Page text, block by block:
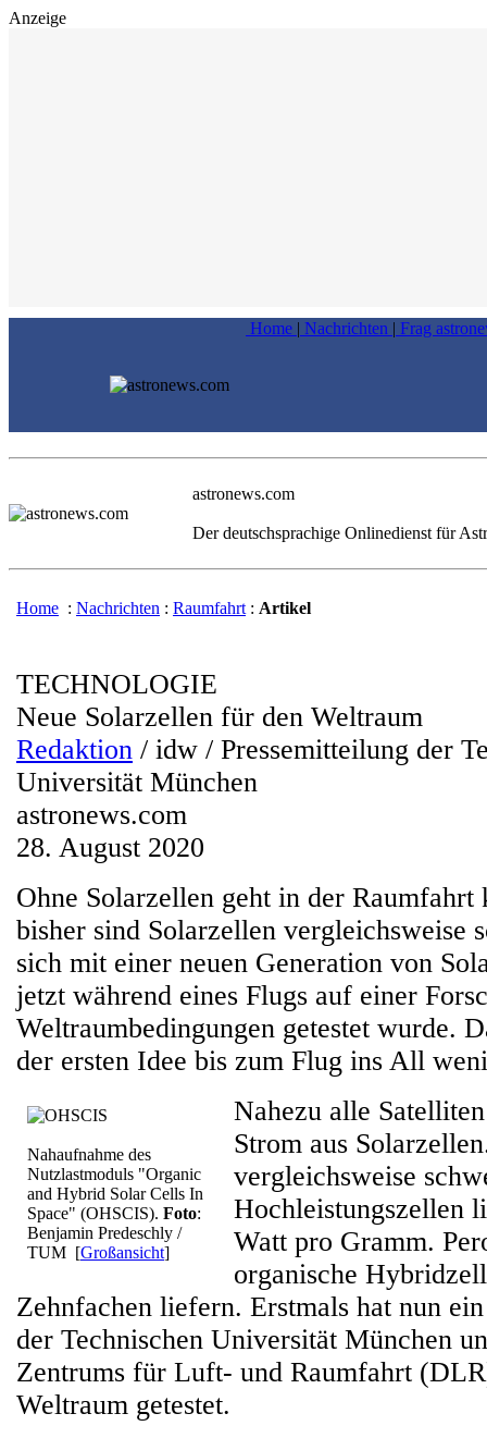
Anzeige
Home | Nachrichten | Frag
astronews.com
Der deutschsprachige Onlinedienst für
Home : Nachrichten : Raumfahrt : Artikel
TECHNOLOGIE
Neue Solarzellen für den Weltraum
Redaktion / idw / Pressemitteilung der
Universität München
astronews.com
28. August 2020
Ohne Solarzellen geht in der Raumfahrt
bisher sind Solarzellen vergleichsweise
sich mit einer neuen Generation von
jetzt während eines Flugs auf einer
Weltraumbedingungen getestet wurde.
der ersten Idee bis zum Flug ins All
Nahaufnahme des
Nutzlastmoduls "Organic
and Hybrid Solar Cells In
Space" (OHSCIS). Foto:
Benjamin Predeschly /
TUM [Großansicht]
Nahezu alle
Strom aus
vergleichsweise
Hochleistungszellen
Watt pro Gramm.
organische
Zehnfachen liefern. Erstmals hat nun
der Technischen Universität München
Zentrums für Luft- und Raumfahrt
Weltraum getestet.